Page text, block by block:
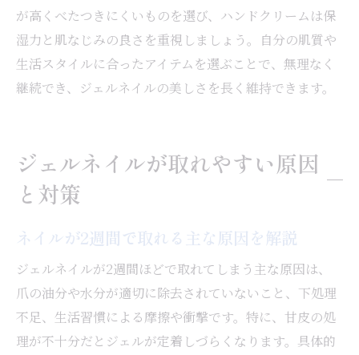
が高くべたつきにくいものを選び、ハンドクリームは保
湿力と肌なじみの良さを重視しましょう。自分の肌質や
生活スタイルに合ったアイテムを選ぶことで、無理なく
継続でき、ジェルネイルの美しさを長く維持できます。
ジェルネイルが取れやすい原因
と対策
ネイルが2週間で取れる主な原因を解説
ジェルネイルが2週間ほどで取れてしまう主な原因は、
爪の油分や水分が適切に除去されていないこと、下処理
不足、生活習慣による摩擦や衝撃です。特に、甘皮の処
理が不十分だとジェルが定着しづらくなります。具体的